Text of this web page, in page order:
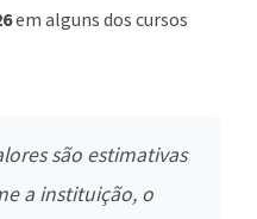
em alguns dos cursos
são estimativas
a instituição, o